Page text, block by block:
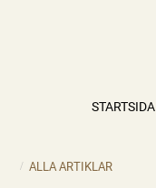
STARTSIDA
ALLA ARTIKLAR